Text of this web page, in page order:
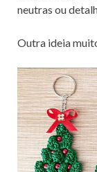
neutras ou
Outra ideia